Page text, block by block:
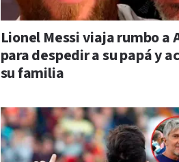
Lionel Messi viaja rumbo a
para despedir a su papá y
su familia